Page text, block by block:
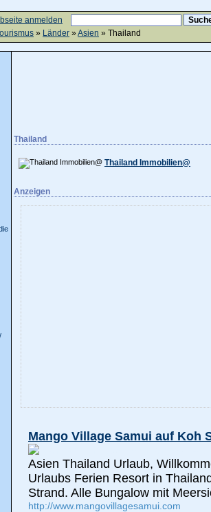
anmelden
» Länder »Asien » Thailand
Thailand
Thailand Immobilien@
Anzeigen
Mango Village Samui auf Koh
Asien Thailand Urlaub,
Urlaubs Ferien Resort in
Strand. Alle Bungalow mit
http://www.mangovillagesamui.com